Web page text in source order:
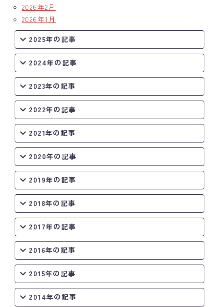
記念誌
案内
例会場・事務局の案内
リンク集
情報公開
入会のご案内
2026年2月
2026年1月
2025年の記事
2024年の記事
2023年の記事
2022年の記事
2021年の記事
2020年の記事
2019年の記事
2018年の記事
2017年の記事
2016年の記事
2015年の記事
2014年の記事